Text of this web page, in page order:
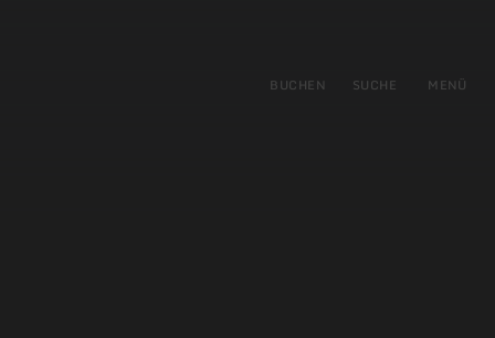
BUCHEN SUCHE MENÜ